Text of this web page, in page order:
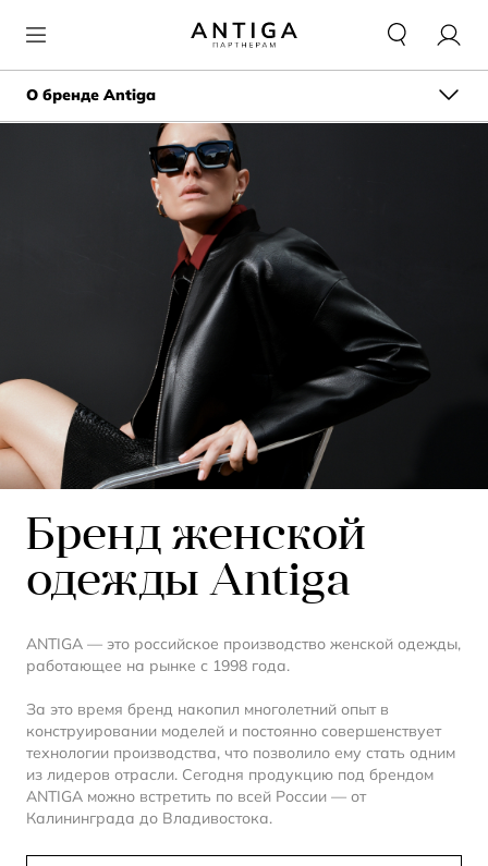
О бренде Antiga
Бренд женской
одежды Antiga
ANTIGA — это российское производство женской одежды,
работающее на рынке с 1998 года.
За это время бренд накопил многолетний опыт в
конструировании моделей и постоянно совершенствует
технологии производства, что позволило ему стать одним
из лидеров отрасли. Сегодня продукцию под брендом
ANTIGA можно встретить по всей России — от
Калининграда до Владивостока.